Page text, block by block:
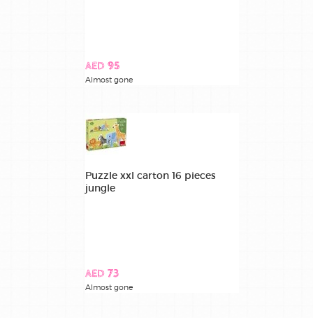
AED 95
Almost gone
Puzzle xxl carton 16 pieces
jungle
AED 73
Almost gone